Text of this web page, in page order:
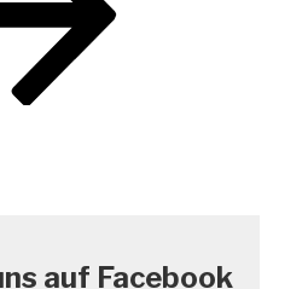
auf Facebook